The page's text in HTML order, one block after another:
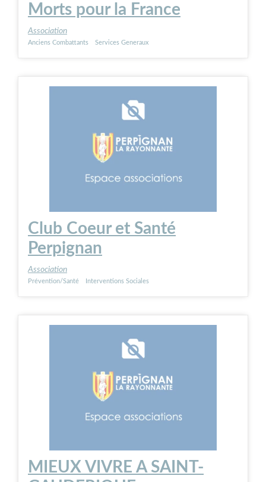
Morts pour la France
Association
Anciens Combattants Services Generaux
Club Coeur et Santé
Perpignan
Association
Prévention/Santé Interventions Sociales
MIEUX VIVRE A SAINT-